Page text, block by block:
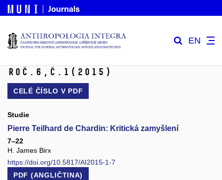
EN
Roč.6, č.1 (2015)
CELÉ ČÍSLO V PDF
Studie
Pierre Teilhard de Chardin: Kritická zamyšlení
7–22
H. James Birx
https://doi.org/10.5817/AI2015-1-7
PDF (ANGLIČTINA)